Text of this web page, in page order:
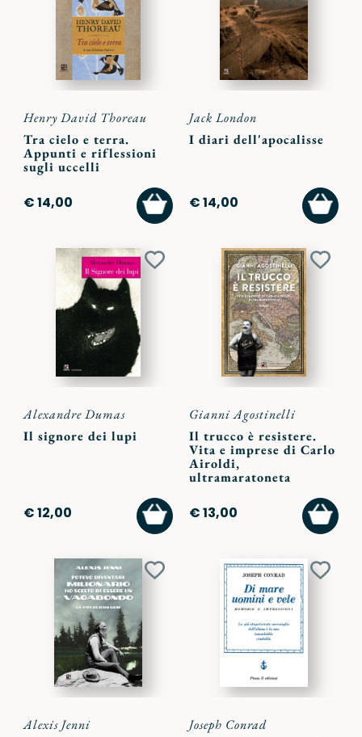
Henry David Thoreau
Tra cielo e terra.
Appunti e riflessioni
sugli uccelli
€ 14,00
AGGIUNGI
AL
CARRELLO
Jack London
I diari dell'apocalisse
€ 14,00
AL
Aggiungi
Alexandre Dumas
Il signore dei lupi
€ 12,00
AGGIUNGI
AL
CARRELLO
Gianni Agostinelli
Il trucco è resistere.
Vita e imprese di Carlo
Airoldi,
ultramaratoneta
€ 13,00
AL
Aggiungi
Alexis Jenni
Joseph Conrad